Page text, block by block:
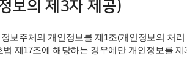
보의 제3자 제공)
보주체의 개인정보를 제1조(개인정보의 처
법 제17조에 해당하는 경우에만 개인정보를